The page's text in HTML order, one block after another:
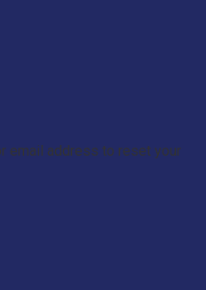
email address to reset your